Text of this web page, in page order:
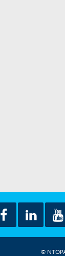
©